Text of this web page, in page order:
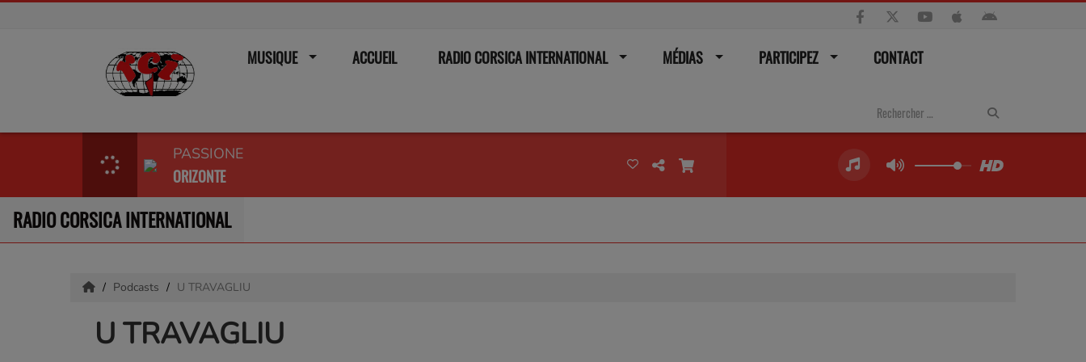
MUSIQUE ACCUEIL RADIO CORSICA INTERNATIONAL MÉDIAS PARTICIPEZ CONTACT
PASSIONE
ORIZONTE
RADIO CORSICA INTERNATIONAL
Podcasts U TRAVAGLIU
U TRAVAGLIU